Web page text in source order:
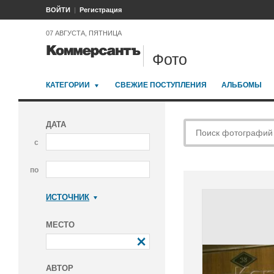
ВОЙТИ Регистрация
07 АВГУСТА, ПЯТНИЦА
Фото
КАТЕГОРИИ СВЕЖИЕ ПОСТУПЛЕНИЯ АЛЬБОМЫ
ДАТА
с
по
ИСТОЧНИК
МЕСТО
АВТОР